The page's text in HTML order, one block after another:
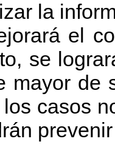
la
el
se
mayor de
casos